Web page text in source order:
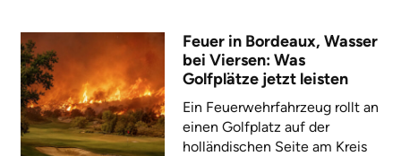
Feuer in Bordeaux, Wasser
bei Viersen: Was
Golfplätze jetzt leisten
Ein Feuerwehrfahrzeug rollt an
einen Golfplatz auf der
holländischen Seite am Kreis